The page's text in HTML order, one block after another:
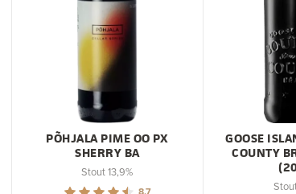
PÕHJALA PIME OO PX
SHERRY BA
Stout 13,9%
8.7
GOOSE
COUNTY